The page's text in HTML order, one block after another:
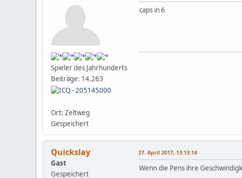
Spieler des Jahrhunderts
Beiträge: 14.263
Ort: Zeltweg
Gespeichert
caps in 6
Quickslay
Gast
Gespeichert
27. April 2017, 13:13:14
Wenn die Pens ihre